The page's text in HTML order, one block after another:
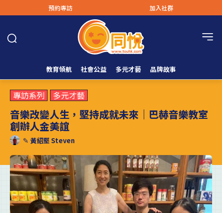
預約專訪 加入社群
教育領航 社會公益 多元才藝 品牌故事
專訪系列 多元才藝
音樂改變人生，堅持成就未來｜巴赫音樂教室
創辦人金美誼
✎ 黃紹堅 Steven